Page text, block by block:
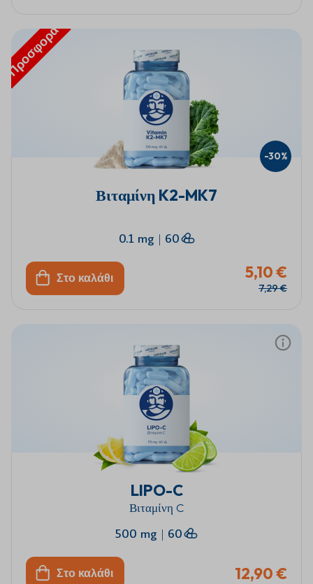
Προσφορά
Βιταμίνη K2-MK7
0.1 mg | 60
Στο καλάθι 5,10 €
7,29 €
-30%
LIPO-C
Βιταμίνη C
500 mg | 60
Στο καλάθι 12,90 €